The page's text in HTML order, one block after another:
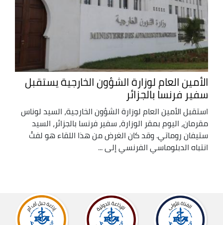
الأمين العام لوزارة الشؤون الخارجية يستقبل
سفير فرنسا بالجزائر
استقبل الأمين العام لوزارة الشؤون الخارجية، السيد لوناس
مقرمان، اليوم بمقر الوزارة، سفير فرنسا بالجزائر، السيد
ستيفان روماتي. وقد كان الغرض من هذا اللقاء هو لفتُ
انتباه الدبلوماسي الفرنسي إلى ...